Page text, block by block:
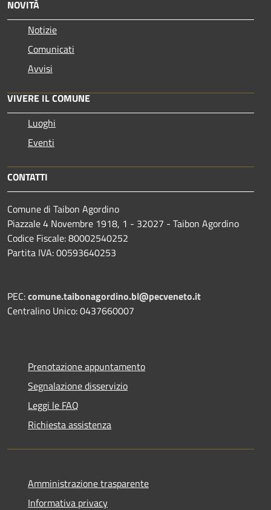
NOVITÀ
Notizie
Comunicati
Avvisi
VIVERE IL COMUNE
Luoghi
Eventi
CONTATTI
Comune di Taibon Agordino
Piazzale 4 Novembre 1918, 1 - 32027 - Taibon Agordino
Codice Fiscale: 80002540252
Partita IVA: 00593640253
PEC:comune.taibonagordino.bl@pecveneto.it
Centralino Unico: 0437660007
Prenotazione appuntamento
Segnalazione disservizio
Leggi le FAQ
Richiesta assistenza
Amministrazione trasparente
Informativa privacy